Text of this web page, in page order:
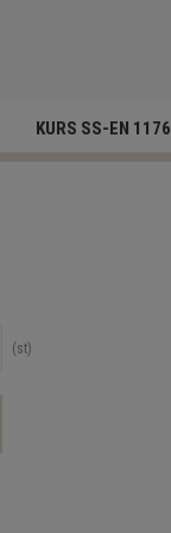
KURS SS-EN 1176
st